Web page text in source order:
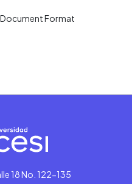
Format
18 No. 122-135